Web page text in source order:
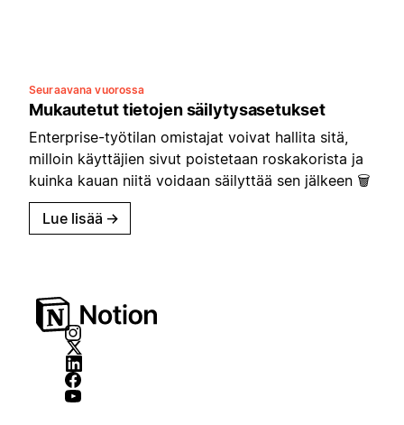
Seuraavana vuorossa
Mukautetut tietojen säilytysasetukset
Enterprise-työtilan omistajat voivat hallita sitä,
milloin käyttäjien sivut poistetaan roskakorista ja
kuinka kauan niitä voidaan säilyttää sen jälkeen 🗑️
Lue lisää →